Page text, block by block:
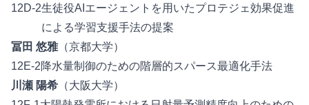
12D-2生徒役AIエージェントを用いたプロテジェ効果促進
による学習支援手法の提案
冨田 悠雅（京都大学）
12E-2降水量制御のための階層的スパース最適化手法
川瀬 陽希 （大阪大学）